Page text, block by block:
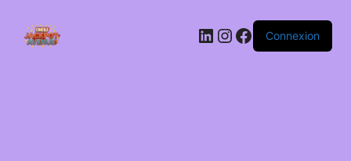
LinkedIn
Instagram
Facebook
Connexion